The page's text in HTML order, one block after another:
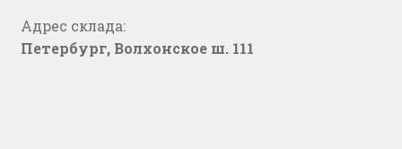
Адрес склада:
Петербург, Волхонское ш. 111